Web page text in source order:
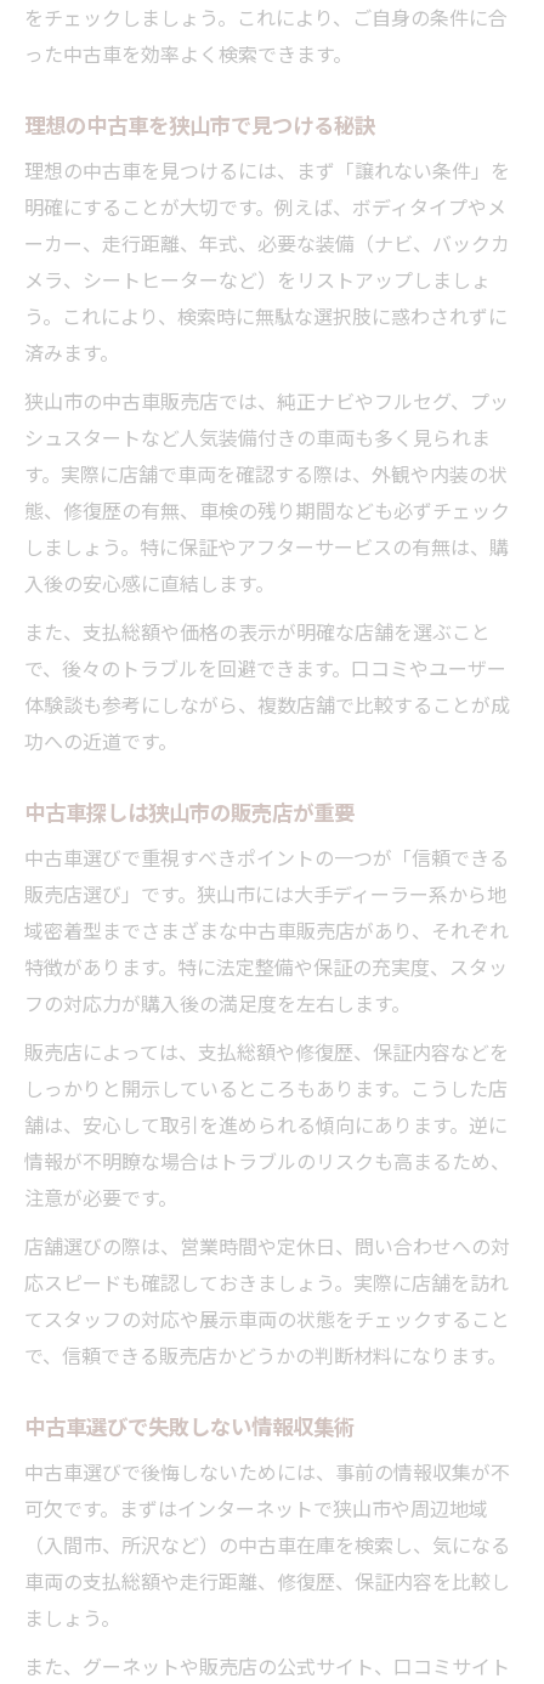
安心できる中古車選びの決め手とは
中古車選びは信頼できる店舗が最優先
中古車選びで重視したい口コミ情報
中古車購入後も安心できるサービス選び
賢く比較する中古車の選び方ポイント
中古車比較で狭山市の在庫を徹底調査
中古車検索で複数店舗を賢く比較
中古車選びで走行距離と年式をチェック
中古車購入時に保証内容を比較検討
をチェックしましょう。これにより、ご自身の条件に合
った中古車を効率よく検索できます。
理想の中古車を狭山市で見つける秘訣
理想の中古車を見つけるには、まず「譲れない条件」を
明確にすることが大切です。例えば、ボディタイプやメ
ーカー、走行距離、年式、必要な装備（ナビ、バックカ
メラ、シートヒーターなど）をリストアップしましょ
う。これにより、検索時に無駄な選択肢に惑わされずに
済みます。
狭山市の中古車販売店では、純正ナビやフルセグ、プッ
シュスタートなど人気装備付きの車両も多く見られま
す。実際に店舗で車両を確認する際は、外観や内装の状
態、修復歴の有無、車検の残り期間なども必ずチェック
しましょう。特に保証やアフターサービスの有無は、購
入後の安心感に直結します。
また、支払総額や価格の表示が明確な店舗を選ぶこと
で、後々のトラブルを回避できます。口コミやユーザー
体験談も参考にしながら、複数店舗で比較することが成
功への近道です。
中古車探しは狭山市の販売店が重要
中古車選びで重視すべきポイントの一つが「信頼できる
販売店選び」です。狭山市には大手ディーラー系から地
域密着型までさまざまな中古車販売店があり、それぞれ
特徴があります。特に法定整備や保証の充実度、スタッ
フの対応力が購入後の満足度を左右します。
販売店によっては、支払総額や修復歴、保証内容などを
しっかりと開示しているところもあります。こうした店
舗は、安心して取引を進められる傾向にあります。逆に
情報が不明瞭な場合はトラブルのリスクも高まるため、
注意が必要です。
店舗選びの際は、営業時間や定休日、問い合わせへの対
応スピードも確認しておきましょう。実際に店舗を訪れ
てスタッフの対応や展示車両の状態をチェックすること
で、信頼できる販売店かどうかの判断材料になります。
中古車選びで失敗しない情報収集術
中古車選びで後悔しないためには、事前の情報収集が不
可欠です。まずはインターネットで狭山市や周辺地域
（入間市、所沢など）の中古車在庫を検索し、気になる
車両の支払総額や走行距離、修復歴、保証内容を比較し
ましょう。
また、グーネットや販売店の公式サイト、口コミサイト